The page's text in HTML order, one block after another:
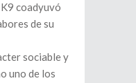
coadyuvó
de su
sociable y
uno de los